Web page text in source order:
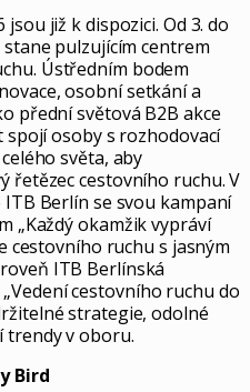
již k dispozici. Od 3. do
pulzujícím centrem
Ústředním bodem
osobní setkání a
přední světová B2B akce
osoby s rozhodovací
světa, aby
řetězec cestovního ruchu. V
Berlín se svou kampaní
„Každý okamžik vypráví
cestovního ruchu s jasným
ITB Berlínská
cestovního ruchu do
strategie, odolné
trendy v oboru.
Bird